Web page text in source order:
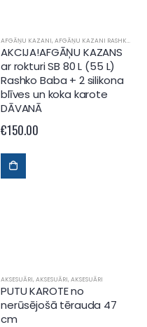
AFGĀŅU KAZANI, AFGĀŅU KAZANI RASHKO BABA
AKCIJA!AFGĀŅU KAZANS
ar rokturi SB 80 L (55 L)
Rashko Baba + 2 silikona
blīves un koka karote
DĀVANĀ
€150.00
AKSESUĀRI, AKSESUĀRI, AKSESUĀRI
PUTU KAROTE no
nerūsējošā tērauda 47
cm